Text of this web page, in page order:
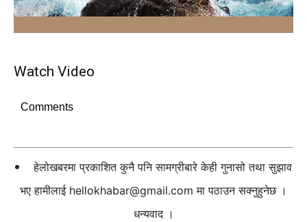
Watch Video
Comments
हेलोखबरमा प्रकाशित कुनै पनि सामग्रीबारे केही गुनासो तथा सुझाव
भए हामीलाई hellokhabar@gmail.com मा पठाउन सक्नुहुनेछ ।
धन्यवाद ।